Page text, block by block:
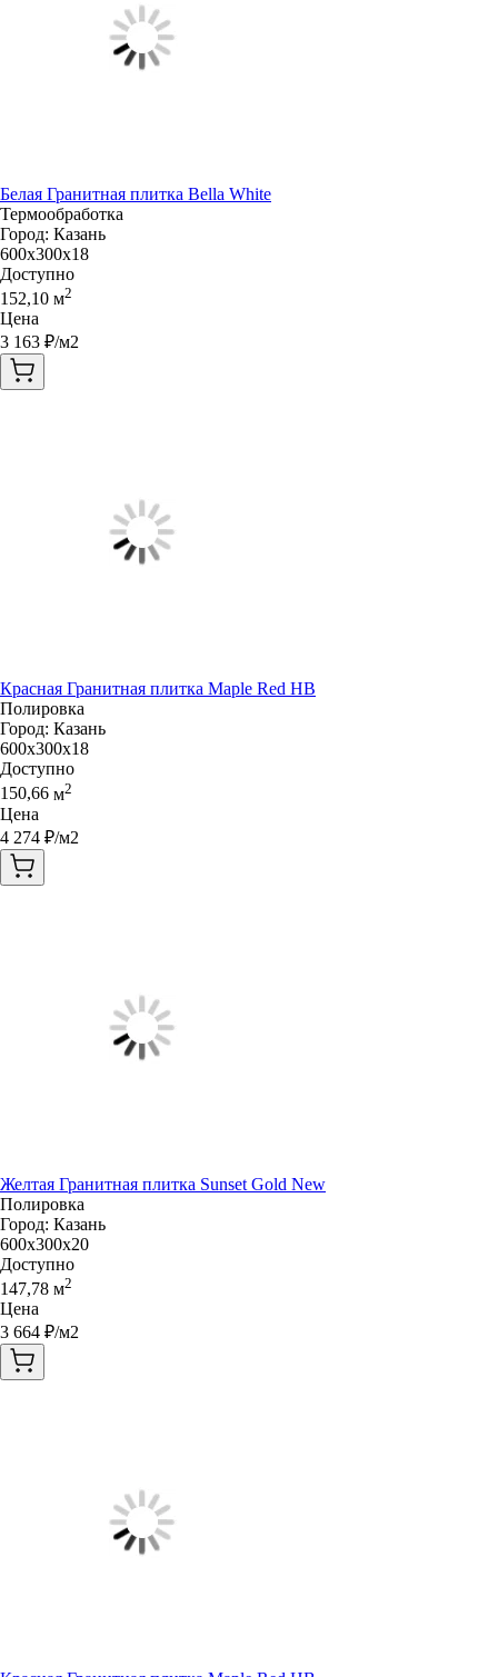
Белая Гранитная плитка Bella White
Термообработка
Город: Казань
600x300x18
Доступно
152,10 м2
Цена
3 163 ₽/м2
Красная Гранитная плитка Maple Red HB
Полировка
Город: Казань
600x300x18
Доступно
150,66 м2
Цена
4 274 ₽/м2
Желтая Гранитная плитка Sunset Gold New
Полировка
Город: Казань
600x300x20
Доступно
147,78 м2
Цена
3 664 ₽/м2